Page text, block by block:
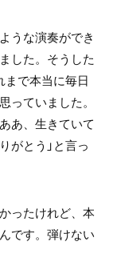
うな演奏ができ
した。そうした
まで本当に毎日
っていました。
あ、生きていて
がとう」と言っ
ったけれど、本
です。弾けない